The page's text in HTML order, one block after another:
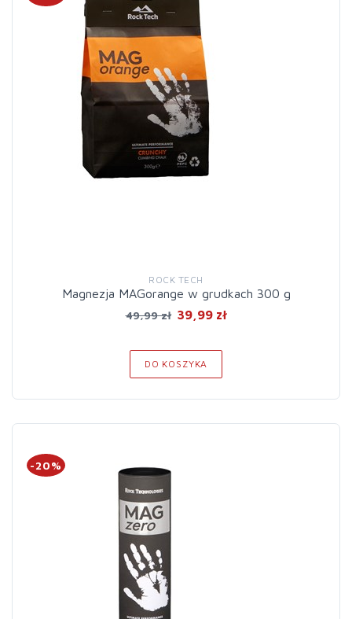
ROCK TECH
Magnezja MAGorange w grudkach 300 g
49,99 zł 39,99 zł
DO KOSZYKA
-20%